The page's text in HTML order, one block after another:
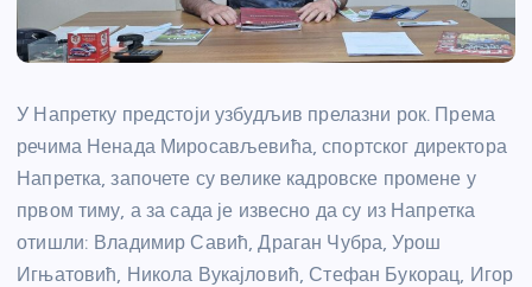
У Напретку предстоји узбудљив прелазни рок. Према
речима Ненада Миросављевића, спортског директора
Напретка, започете су велике кадровске промене у
првом тиму, а за сада је извесно да су из Напретка
отишли: Владимир Савић, Драган Чубра, Урош
Игњатовић, Никола Вукајловић, Стефан Букорац, Игор